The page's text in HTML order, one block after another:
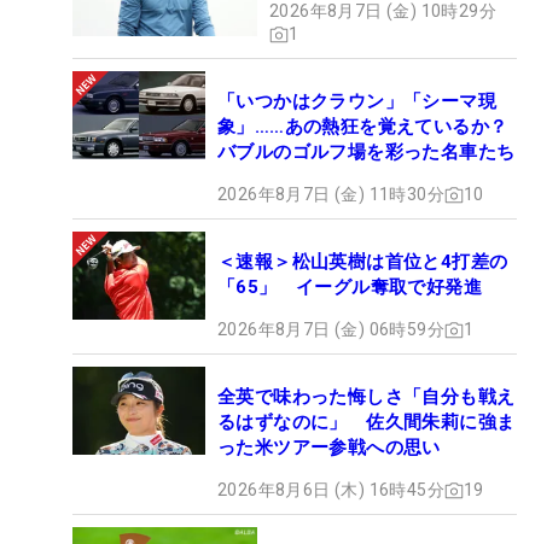
2026年8月7日 (金) 10時29分
1
「いつかはクラウン」「シーマ現
象」……あの熱狂を覚えているか？
バブルのゴルフ場を彩った名車たち
2026年8月7日 (金) 11時30分 10
＜速報＞松山英樹は首位と4打差の
「65」 イーグル奪取で好発進
2026年8月7日 (金) 06時59分 1
全英で味わった悔しさ「自分も戦え
るはずなのに」 佐久間朱莉に強ま
った米ツアー参戦への思い
2026年8月6日 (木) 16時45分 19